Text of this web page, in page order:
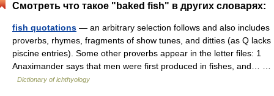
Смотреть что такое "baked fish" в других словарях:
fish quotations — an arbitrary selection follows and also includes
proverbs, rhymes, fragments of show tunes, and ditties (as Q lacks
piscine entries). Some other proverbs appear in the letter files: 1
Anaximander says that men were first produced in fishes, and… …
Dictionary of ichthyology